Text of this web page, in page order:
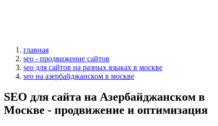
главная
seo - продвижение сайтов
seo для сайтов на разных языках в москве
seo на азербайджанском в москве
SEO для сайта на Азербайджанском в
Москве - продвижение и оптимизация